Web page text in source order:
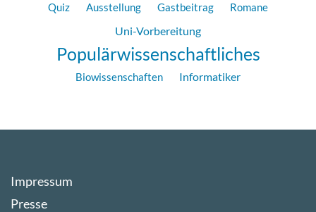
Quiz Ausstellung Gastbeitrag Romane
Uni-Vorbereitung
Populärwissenschaftliches
Biowissenschaften Informatiker
Impressum
Presse